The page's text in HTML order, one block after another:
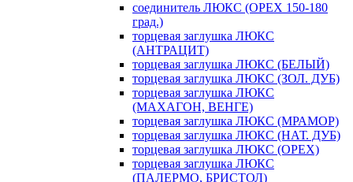
соединитель ЛЮКС (ОРЕХ 150-180
град.)
торцевая заглушка ЛЮКС
(АНТРАЦИТ)
торцевая заглушка ЛЮКС (БЕЛЫЙ)
торцевая заглушка ЛЮКС (ЗОЛ. ДУБ)
торцевая заглушка ЛЮКС
(МАХАГОН, ВЕНГЕ)
торцевая заглушка ЛЮКС (МРАМОР)
торцевая заглушка ЛЮКС (НАТ. ДУБ)
торцевая заглушка ЛЮКС (ОРЕХ)
торцевая заглушка ЛЮКС
(ПАЛЕРМО, БРИСТОЛ)